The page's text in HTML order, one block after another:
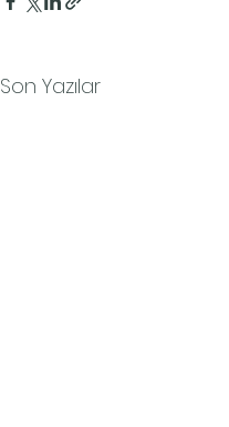
Son Yazılar